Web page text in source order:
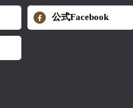
公式Facebook